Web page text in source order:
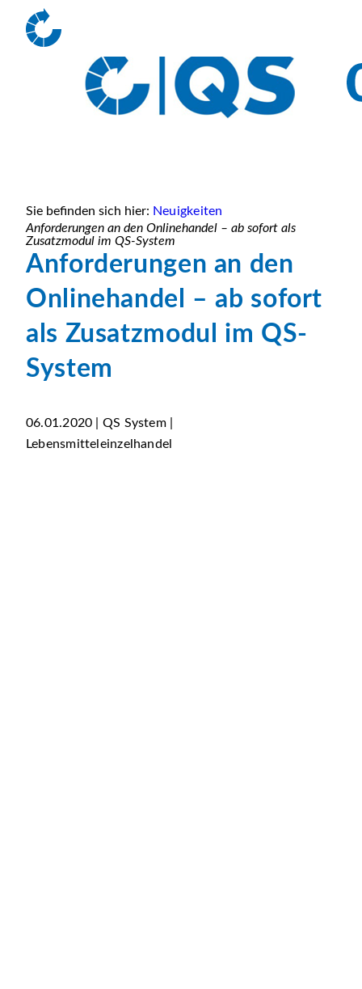
Sie befinden sich hier: Neuigkeiten
Anforderungen an den Onlinehandel – ab sofort als
Zusatzmodul im QS-System
Anforderungen an den
Onlinehandel – ab sofort
als Zusatzmodul im QS-
System
06.01.2020 | QS System |
Lebensmitteleinzelhandel